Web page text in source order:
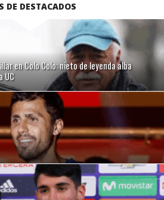
DE DESTACADOS
en Colo Colo: nieto de leyenda alba
UC